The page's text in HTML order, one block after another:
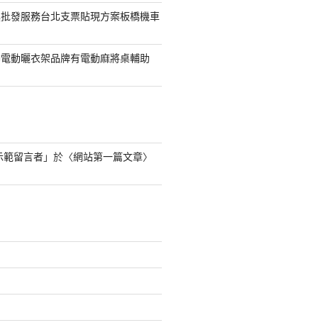
發服務台北支票貼現方案板橋機車
動曬衣架品牌有電動麻將桌輔助
留言者」於〈網站第一篇文章〉